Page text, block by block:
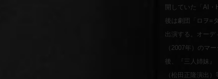
開していた「AI
後は劇団「ロヲ=
出演する。オー
（2007年）のマ
後、『三人姉妹
（松田正隆演出